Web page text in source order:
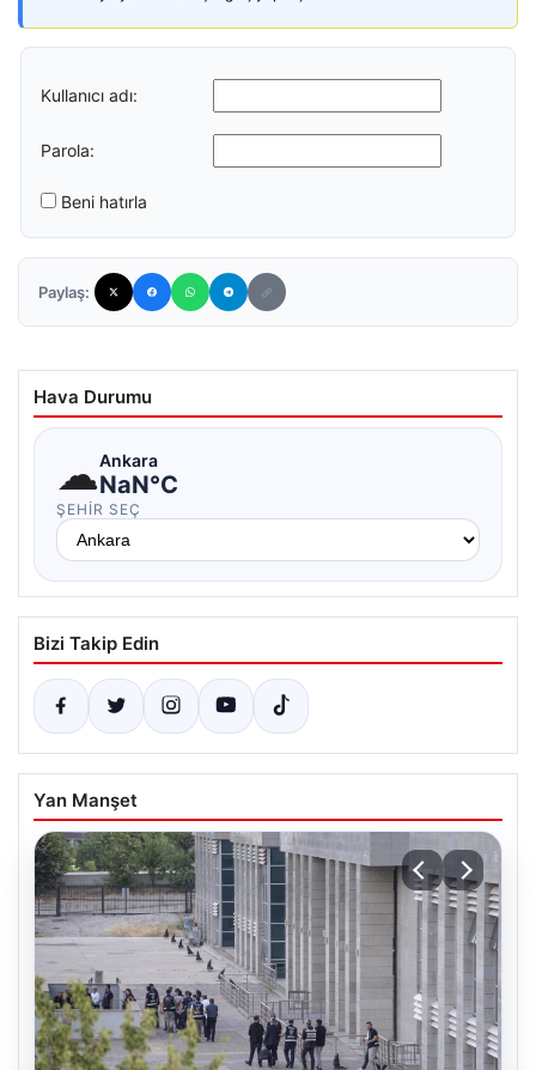
Kullanıcı adı:
Parola:
Beni hatırla
Paylaş:
Hava Durumu
☁Ankara
NaN°C
ŞEHIR SEÇ
Bizi Takip Edin
Yan Manşet